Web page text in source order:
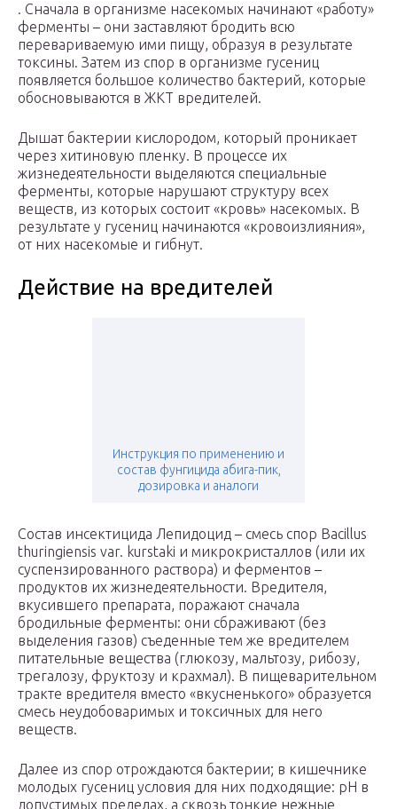
. Сначала в организме насекомых начинают «работу»
ферменты – они заставляют бродить всю
перевариваемую ими пищу, образуя в результате
токсины. Затем из спор в организме гусениц
появляется большое количество бактерий, которые
обосновываются в ЖКТ вредителей.
Дышат бактерии кислородом, который проникает
через хитиновую пленку. В процессе их
жизнедеятельности выделяются специальные
ферменты, которые нарушают структуру всех
веществ, из которых состоит «кровь» насекомых. В
результате у гусениц начинаются «кровоизлияния»,
от них насекомые и гибнут.
Действие на вредителей
Инструкция по применению и
состав фунгицида абига-пик,
дозировка и аналоги
Состав инсектицида Лепидоцид – смесь спор Bacillus
thuringiensis var. kurstaki и микрокристаллов (или их
суспензированного раствора) и ферментов –
продуктов их жизнедеятельности. Вредителя,
вкусившего препарата, поражают сначала
бродильные ферменты: они сбраживают (без
выделения газов) съеденные тем же вредителем
питательные вещества (глюкозу, мальтозу, рибозу,
трегалозу, фруктозу и крахмал). В пищеварительном
тракте вредителя вместо «вкусненького» образуется
смесь неудобоваримых и токсичных для него
веществ.
Далее из спор отрождаются бактерии; в кишечнике
молодых гусениц условия для них подходящие: pH в
допустимых пределах, а сквозь тонкие нежные